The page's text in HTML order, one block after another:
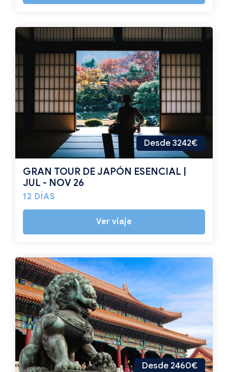
Desde 3242€
GRAN TOUR DE JAPÓN ESENCIAL |
JUL - NOV 26
12 DÍAS
Ver viaje
Desde 2460€